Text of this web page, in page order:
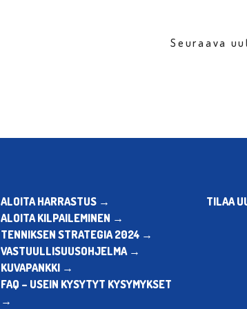
Seuraava
ALOITA HARRASTUS →
ALOITA KILPAILEMINEN →
TENNIKSEN STRATEGIA 2024 →
VASTUULLISUUSOHJELMA →
KUVAPANKKI →
FAQ – USEIN KYSYTYT KYSYMYKSET
→
TILAA